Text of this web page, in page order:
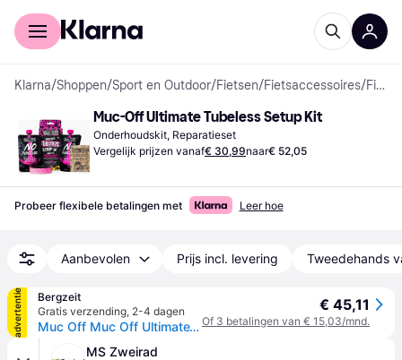
Voor shoppers
Klarna/Shoppen/Sport en Outdoor/Fietsen/Fietsaccessoires/ Fietsreparatie en Onderhoud
Muc-Off Ultimate Tubeless Setup Kit
Onderhoudskit, Reparatieset
Vergelijk prijzen vanaf€ 30,99naar€ 52,05
Probeer flexibele betalingen met Leer hoe
Aanbevolen Prijs incl. levering Tweedehands
advertentie
Bergzeit
Gratis verzending, 2-4 dagen
Muc Off Muc Off UltimateTubeless Kit - XC/Gravel - pink
€ 45,11
Of 3 betalingen van € 15,03/mnd.
MS Zweirad